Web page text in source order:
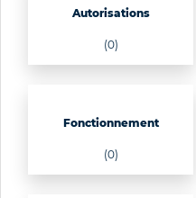
Autorisations
(0)
Fonctionnement
(0)